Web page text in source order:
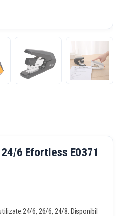
6 Efortless E0371
6, 26/6, 24/8. Disponibil